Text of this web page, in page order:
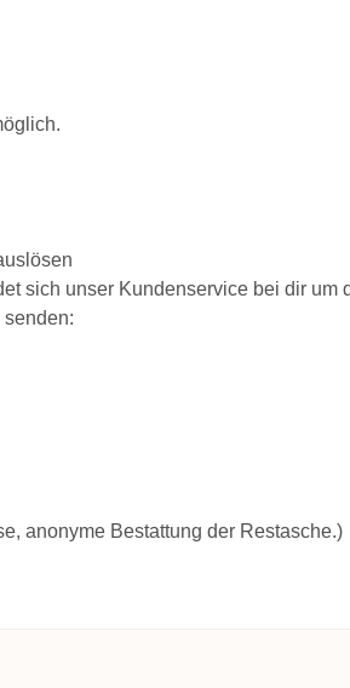
sich unser Kundenservice bei dir
anonyme Bestattung der Restasche.)